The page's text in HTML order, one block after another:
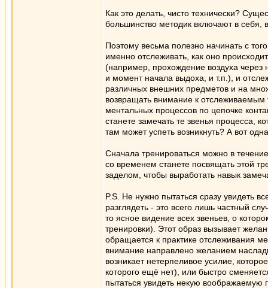
Как это делать, чисто технически?
большинство методик включают в себя,
Поэтому весьма полезно начинать с
именно отслеживать, как оно
(например, прохождение воздуха
и момент начала выдоха, и т.п.), и
различных внешних предметов и на
возвращать внимание к
ментальных процессов по цепочке
станете замечать те звенья процесса,
там может успеть возникнуть? А вот
Сначала тренироваться можно в
со временем станете посвящать этой
заделом, чтобы выработать навык
P.S. Не нужно пытаться сразу увидеть
разглядеть - это всего лишь частный
то ясное видение всех звеньев, о
тренировки). Этот образ вызывает
обращается к практике отслеживания
внимание направлено желанием
возникает нетерпеливое усилие,
которого ещё нет), или быстро
пытаться увидеть некую воображаемую